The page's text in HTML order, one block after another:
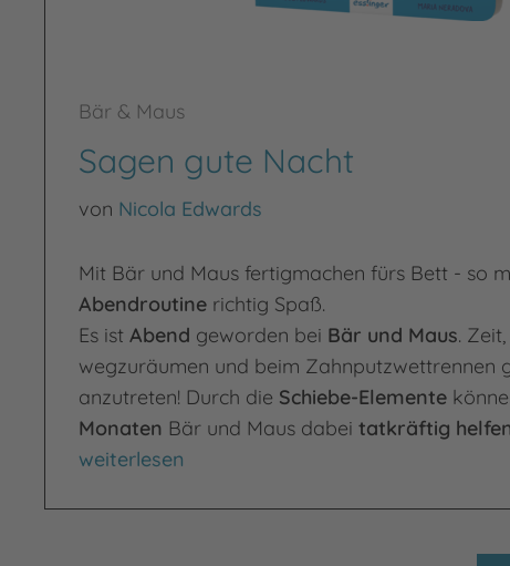
Bär & Maus
Sagen gute Nacht
von Nicola Edwards
Mit Bär und Maus fertigmachen fürs Bett - so
Abendroutine richtig Spaß.
Es ist Abend geworden bei Bär und Maus.
wegzuräumen und beim Zahnputzwettrennen
anzutreten! Durch die Schiebe-Elemente
Monaten Bär und Maus dabei tatkräftig
Sagen gute Nacht
weiterlesen